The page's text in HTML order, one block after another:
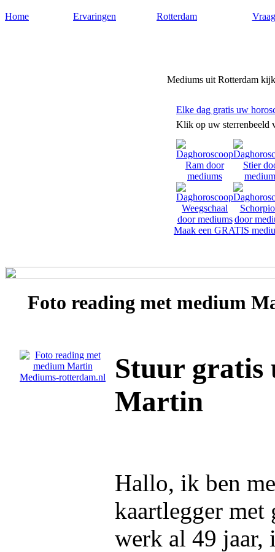
Home Ervaringen Rotterdam
Mediums uit Rotterdam
Elke dag gratis uw
Klik op uw sterrenbeeld
Maak een GRATIS
Foto reading met medium
Stuur gratis
Martin
Hallo, ik ben
kaartlegger met
werk al 49 jaar,